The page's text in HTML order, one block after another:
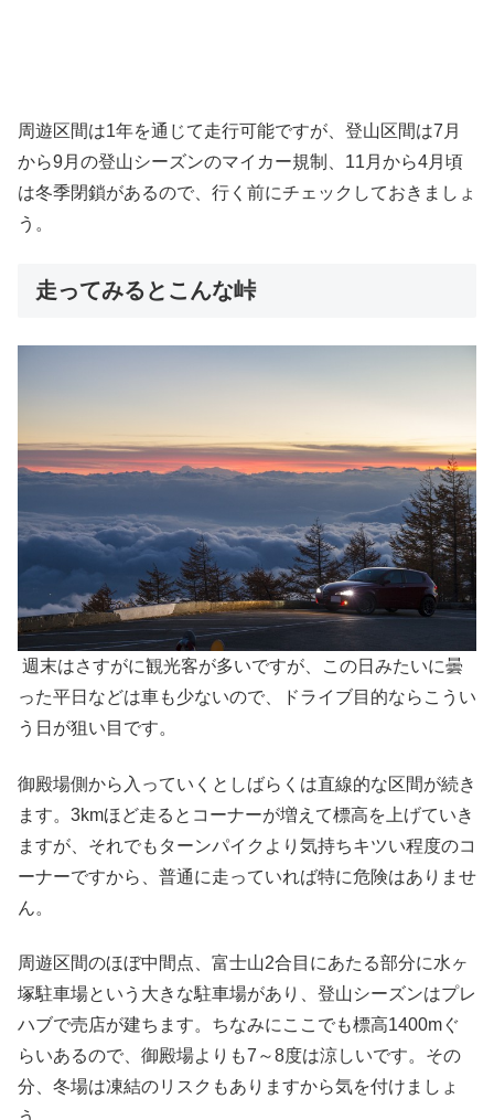
周遊区間は1年を通じて走行可能ですが、登山区間は7月
から9月の登山シーズンのマイカー規制、11月から4月頃
は冬季閉鎖があるので、行く前にチェックしておきましょ
う。
走ってみるとこんな峠
週末はさすがに観光客が多いですが、この日みたいに曇
った平日などは車も少ないので、ドライブ目的ならこうい
う日が狙い目です。
御殿場側から入っていくとしばらくは直線的な区間が続き
ます。3kmほど走るとコーナーが増えて標高を上げていき
ますが、それでもターンパイクより気持ちキツい程度のコ
ーナーですから、普通に走っていれば特に危険はありませ
ん。
周遊区間のほぼ中間点、富士山2合目にあたる部分に水ヶ
塚駐車場という大きな駐車場があり、登山シーズンはプレ
ハブで売店が建ちます。ちなみにここでも標高1400mぐ
らいあるので、御殿場よりも7～8度は涼しいです。その
分、冬場は凍結のリスクもありますから気を付けましょ